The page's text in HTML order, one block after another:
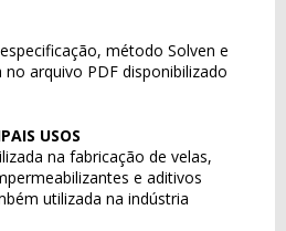
método Solven e
arquivo PDF disponibilizado
USOS
na fabricação de velas,
e aditivos
utilizada na indústria